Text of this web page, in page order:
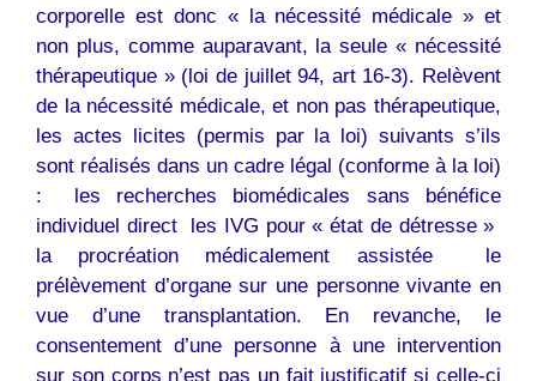
corporelle est donc « la nécessité médicale » et
non plus, comme auparavant, la seule « nécessité
thérapeutique » (loi de juillet 94, art 16-3). Relèvent
de la nécessité médicale, et non pas thérapeutique,
les actes licites (permis par la loi) suivants s’ils
sont réalisés dans un cadre légal (conforme à la loi)
:  les recherches biomédicales sans bénéfice
individuel direct  les IVG pour « état de détresse » 
la procréation médicalement assistée  le
prélèvement d’organe sur une personne vivante en
vue d’une transplantation. En revanche, le
consentement d’une personne à une intervention
sur son corps n’est pas un fait justificatif si celle-ci